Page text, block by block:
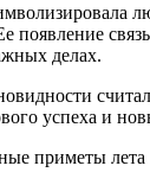
появление
делах.
успеха и